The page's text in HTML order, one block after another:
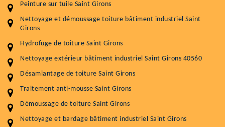
Peinture sur tuile Saint Girons
Nettoyage et démoussage toiture bâtiment industriel Saint
Girons
Hydrofuge de toiture Saint Girons
Nettoyage extérieur bâtiment industriel Saint Girons 40560
Désamiantage de toiture Saint Girons
Traitement anti-mousse Saint Girons
Démoussage de toiture Saint Girons
Nettoyage et bardage bâtiment industriel Saint Girons
Entretenir votre toiture, c'est préserver sa
durabilité
Plus de 15 ans d'expérience en couverture et facade
Service
Nettoyageb toiture
Démoussage toiture
Traitement hydrofuge toiture
Prix au m²